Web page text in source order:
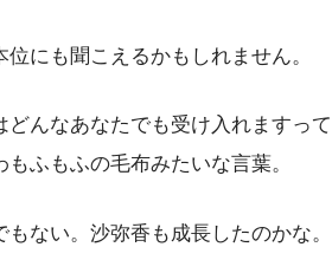
にも聞こえるかもしれません。
んなあなたでも受け入れますっ
ふもふの毛布みたいな言葉。
ない。沙弥香も成長したのかな